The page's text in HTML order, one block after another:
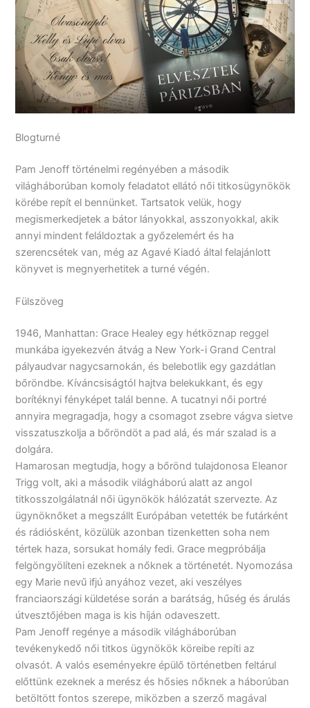
Blogturné
Pam Jenoff történelmi regényében a második
világháborúban komoly feladatot ellátó női titkosügynökök
körébe repít el bennünket. Tartsatok velük, hogy
megismerkedjetek a bátor lányokkal, asszonyokkal, akik
annyi mindent feláldoztak a győzelemért és ha
szerencsétek van, még az Agavé Kiadó által felajánlott
könyvet is megnyerhetitek a turné végén.
Fülszöveg
1946, ​Manhattan: Grace Healey egy hétköznap reggel
munkába igyekezvén átvág a New York-i Grand Central
pályaudvar nagycsarnokán, és belebotlik egy gazdátlan
bőröndbe. Kíváncsiságtól hajtva belekukkant, és egy
borítéknyi fényképet talál benne. A tucatnyi női portré
annyira megragadja, hogy a csomagot zsebre vágva sietve
visszatuszkolja a bőröndöt a pad alá, és már szalad is a
dolgára.
Hamarosan megtudja, hogy a bőrönd tulajdonosa Eleanor
Trigg volt, aki a második világháború alatt az angol
titkosszolgálatnál női ügynökök hálózatát szervezte. Az
ügynöknőket a megszállt Európában vetették be futárként
és rádiósként, közülük azonban tizenketten soha nem
tértek haza, sorsukat homály fedi. Grace megpróbálja
felgöngyölíteni ezeknek a nőknek a történetét. Nyomozása
egy Marie nevű ifjú anyához vezet, aki veszélyes
franciaországi küldetése során a barátság, hűség és árulás
útvesztőjében maga is kis híján odaveszett.
Pam Jenoff regénye a második világháborúban
tevékenykedő női titkos ügynökök köreibe repíti az
olvasót. A valós eseményekre épülő történetben feltárul
előttünk ezeknek a merész és hősies nőknek a háborúban
betöltött fontos szerepe, miközben a szerző magával